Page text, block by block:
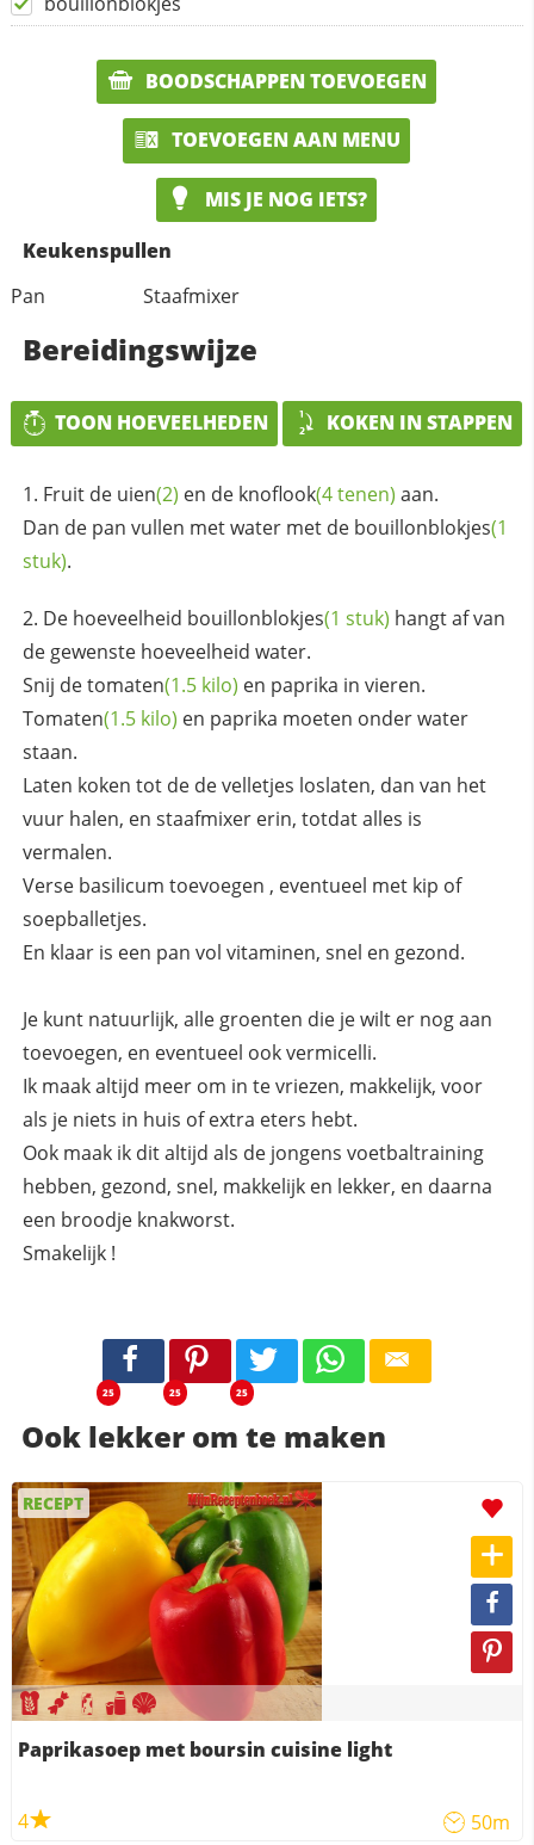
BOODSCHAPPEN TOEVOEGEN
TOEVOEGEN AAN MENU
MIS JE NOG IETS?
Keukenspullen
Pan
Staafmixer
Bereidingswijze
TOON HOEVEELHEDEN KOKEN IN STAPPEN
Fruit de uien(2) en de knoflook(4 tenen) aan.
Dan de pan vullen met water met de bouillonblokjes(1
stuk).
De hoeveelheid bouillonblokjes(1 stuk) hangt af van
de gewenste hoeveelheid water.
Snij detomaten(1.5 kilo) en paprika in vieren.
Tomaten(1.5 kilo) en paprika moeten onder water
staan.
Laten koken tot de de velletjes loslaten, dan van het
vuur halen, en staafmixer erin, totdat alles is
vermalen.
Verse basilicum toevoegen , eventueel met kip of
soepballetjes.
En klaar is een pan vol vitaminen, snel en gezond.
Je kunt natuurlijk, alle groenten die je wilt er nog aan
toevoegen, en eventueel ook vermicelli.
Ik maak altijd meer om in te vriezen, makkelijk, voor
als je niets in huis of extra eters hebt.
Ook maak ik dit altijd als de jongens voetbaltraining
hebben, gezond, snel, makkelijk en lekker, en daarna
een broodje knakworst.
Smakelijk !
25 25 25
Ook lekker om te maken
RECEPT
Paprikasoep met boursin cuisine light
4 50m